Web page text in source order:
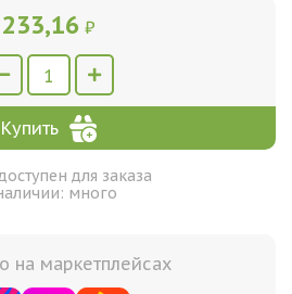
233,16 ₽
Купить
для заказа
много
на маркетплейсах